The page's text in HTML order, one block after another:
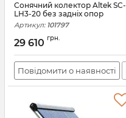
Сонячний колектор Altek SC-
LH3-20 без задніх опор
Артикул: 101797
29 610 грн.
Повідомити о наявності